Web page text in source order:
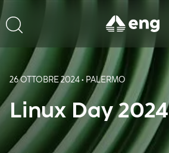
26 OTTOBRE 2024 • PALERMO
Linux Day 2024